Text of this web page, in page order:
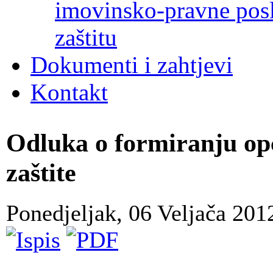
imovinsko-pravne
zaštitu
Dokumenti i zahtjevi
Kontakt
Odluka o formiranju
zaštite
Ponedjeljak, 06 Veljača